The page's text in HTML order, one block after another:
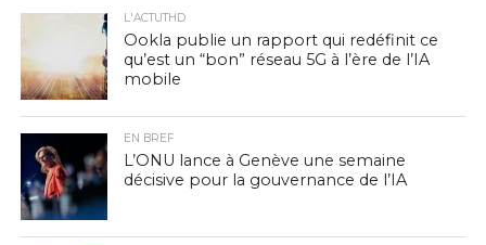
L'ACTUTHD
Ookla publie un rapport qui redéfinit ce
qu’est un “bon” réseau 5G à l’ère de l’IA
mobile
EN BREF
L’ONU lance à Genève une semaine
décisive pour la gouvernance de l’IA